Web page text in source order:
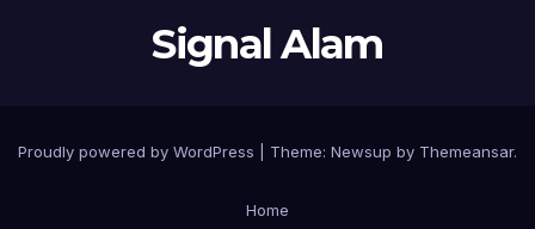
Signal Alam
Proudly powered by WordPress Theme: Newsup by Themeansar.
Home